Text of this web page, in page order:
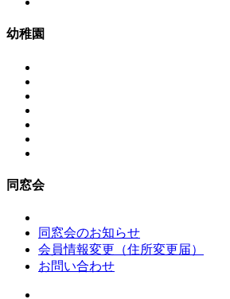
幼稚園
同窓会
同窓会のお知らせ
会員情報変更（住所変更届）
お問い合わせ